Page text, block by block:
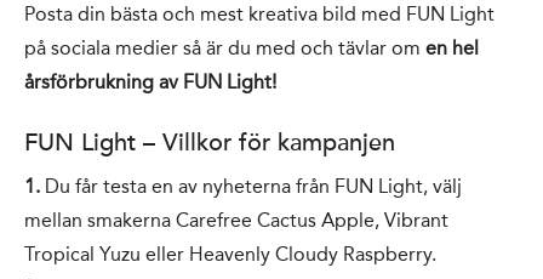
Posta din bästa och mest kreativa bild med FUN Light
på sociala medier så är du med och tävlar om en hel
årsförbrukning av FUN Light!
FUN Light – Villkor för kampanjen
1. Du får testa en av nyheterna från FUN Light, välj
mellan smakerna Carefree Cactus Apple, Vibrant
Tropical Yuzu eller Heavenly Cloudy Raspberry.